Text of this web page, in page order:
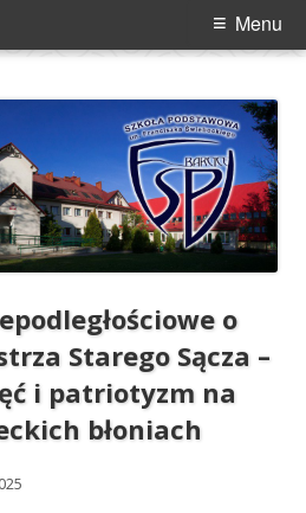
w Barcicach
Menu
o
Starego Sącza –
i patriotyzm na
błoniach